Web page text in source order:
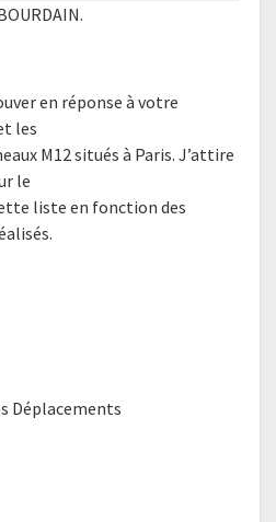
en réponse à votre
les
M12 situés à Paris. J’attire
le
liste en fonction des
Déplacements